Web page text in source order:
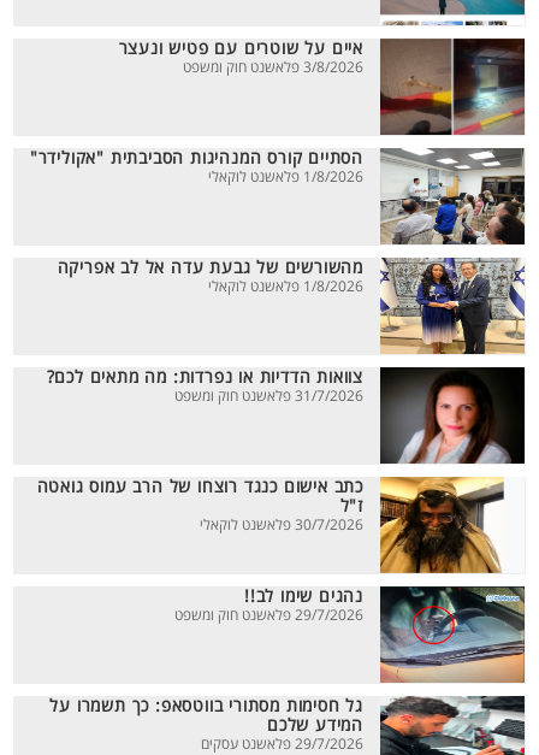
איים על שוטרים עם פטיש ונעצר
3/8/2026 פלאשנט חוק ומשפט
הסתיים קורס המנהיגות הסביבתית "אקולידר"
1/8/2026 פלאשנט לוקאלי
מהשורשים של גבעת עדה אל לב אפריקה
1/8/2026 פלאשנט לוקאלי
צוואות הדדיות או נפרדות: מה מתאים לכם?
31/7/2026 פלאשנט חוק ומשפט
כתב אישום כנגד רוצחו של הרב עמוס גואטה
ז"ל
30/7/2026 פלאשנט לוקאלי
נהגים שימו לב!!
29/7/2026 פלאשנט חוק ומשפט
גל חסימות מסתורי בווטסאפ: כך תשמרו על
המידע שלכם
29/7/2026 פלאשנט עסקים